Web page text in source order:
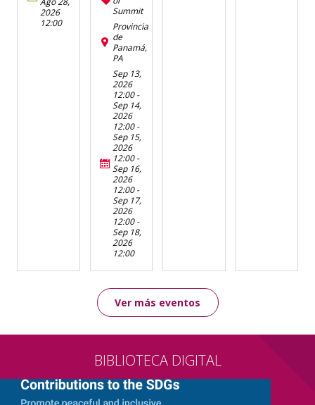
2026
12:00
Summit
Provincia
de
Panamá,
PA
Sep 13,
2026
12:00-
Sep 14,
2026
12:00-
Sep 15,
2026
12:00-
Sep 16,
2026
12:00-
Sep 17,
2026
12:00-
Sep 18,
2026
12:00
Ver más eventos
BIBLIOTECA DIGITAL